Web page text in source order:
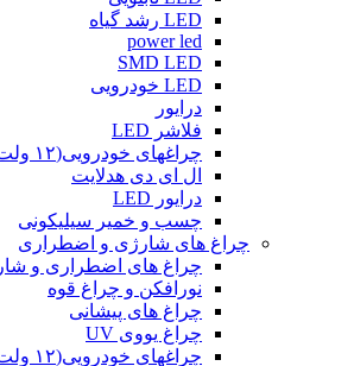
LED رشد گیاه
power led
SMD LED
LED خودرویی
درایور
فلاشر LED
چراغهای خودرویی(۱۲ ولت DC)
ال ای دی هدلایت
درایور LED
چسب و خمیر سیلیکونی
چراغ های شارژی و اضطراری
چراغ های اضطراری و
نورافکن و چراغ قوه
چراغ های پیشانی
چراغ یووی UV
چراغهای خودرویی(۱۲ ولت DC)